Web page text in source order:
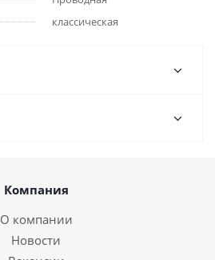
классическая
Компания
О компании
Новости